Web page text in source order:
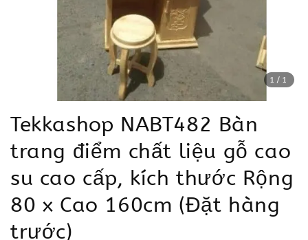
1 /1
Tekkashop NABT482 Bàn
trang điểm chất liệu gỗ cao
su cao cấp, kích thước Rộng
80 x Cao 160cm (Đặt hàng
trước)